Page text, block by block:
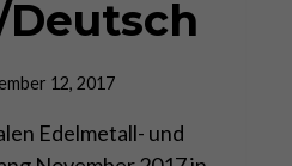
12, 2017
Edelmetall- und